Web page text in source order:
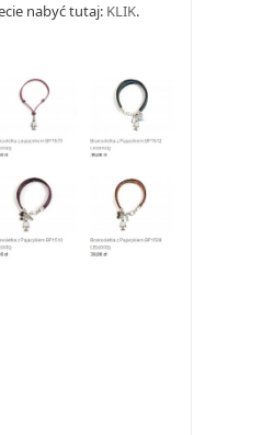
nabyć tutaj: KLIK.